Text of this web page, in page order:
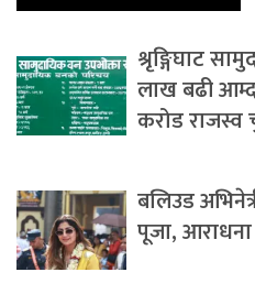
श्रृङ्गिघाट
लाख बढी
करोड राजस्व
बलिउड
पूजा, आराधना